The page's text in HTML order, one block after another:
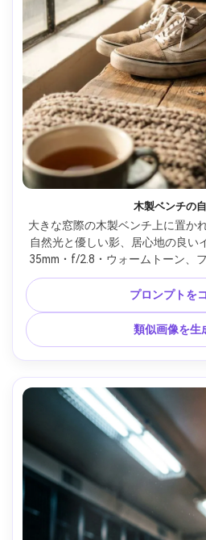
木製ベンチの
大きな窓際の木製ベンチ上に置か
自然光と優しい影、居心地の良い
35mm・f/2.8・ウォームトーン、
ドテクスチャ、クリーン
プロンプトを
類似画像を